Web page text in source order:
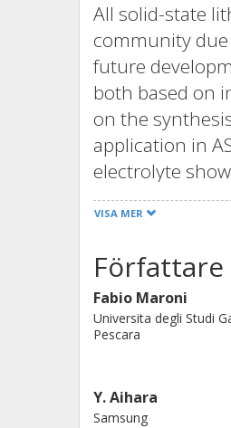
All solid-state
community
future
both based on
on the
application in
electrolyte
VISA MER
Författare
Fabio Maroni
Universita degli Studi
Pescara
Y. Aihara
Samsung